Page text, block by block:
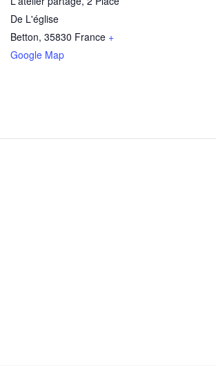
De L'église
Betton, 35830 France +
Google Map